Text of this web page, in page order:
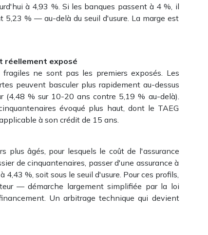
à 4,93 %. Si les banques passent à 4 %, il
% — au-delà du seuil d'usure. La marge est
réellement exposé
ne sont pas les premiers exposés. Les
peuvent basculer plus rapidement au-dessus
(4,48 % sur 10-20 ans contre 5,19 % au-delà).
évoqué plus haut, dont le TAEG
à son crédit de 15 ans.
plus âgés, pour lesquels le coût de l'assurance
de cinquantenaires, passer d'une assurance à
%, soit sous le seuil d'usure. Pour ces profils,
— démarche largement simplifiée par la loi
Un arbitrage technique qui devient